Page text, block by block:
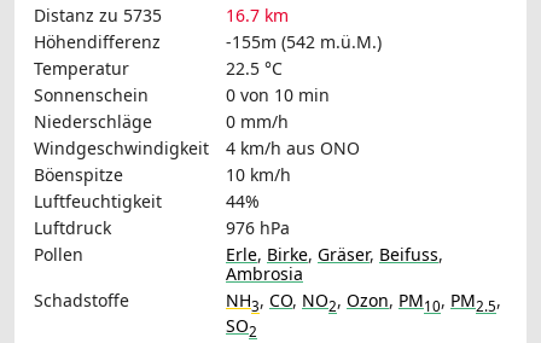
Distanz zu 5735
16.7 km
Höhendifferenz
-155m (542 m.ü.M.)
Temperatur
22.5 °C
Sonnenschein
0 von 10 min
Niederschläge
0 mm/h
Windgeschwindigkeit
4 km/h aus ONO
Böenspitze
10 km/h
Luftfeuchtigkeit
44%
Luftdruck
976 hPa
Pollen
Erle, Birke, Gräser, Beifuss,
Ambrosia
Schadstoffe
NH3, CO, NO2, Ozon, PM10, PM2.5,
SO2